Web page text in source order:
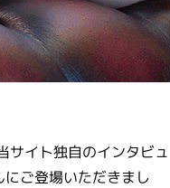
サイト独自のインタビュ
ご登場いただきまし